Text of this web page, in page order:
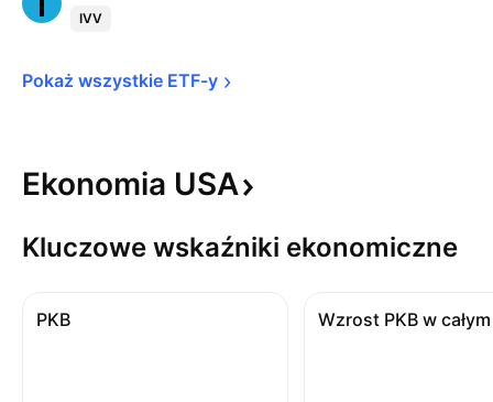
IVV
Pokaż wszystkie ETF-y
Ekonomia USA
Kluczowe wskaźniki ekonomiczne
PKB Wzrost PKB w